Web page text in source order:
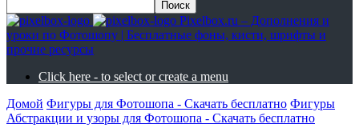
Pixelbox.ru – Дополнения и
уроки по Фотошопу | Бесплатные фоны, кисти, шрифты и
прочие ресурсы
Click here - to select or create a menu
Домой Фигуры для Фотошопа - Скачать бесплатно Фигуры
Абстракции и узоры для Фотошопа - Скачать бесплатно